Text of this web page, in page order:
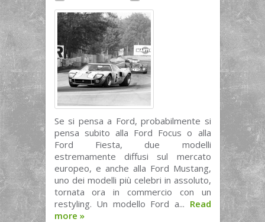
Se si pensa a Ford, probabilmente si
pensa subito alla Ford Focus o alla
Ford Fiesta, due modelli
estremamente diffusi sul mercato
europeo, e anche alla Ford Mustang,
uno dei modelli più celebri in assoluto,
tornata ora in commercio con un
restyling. Un modello Ford a... Read
more »